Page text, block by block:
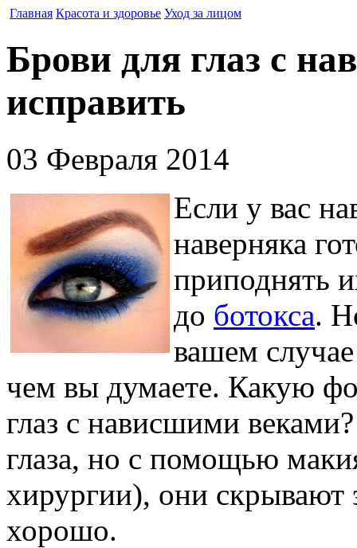
Главная Красота и здоровье Уход за лицом
Брови для глаз с
исправить
03 Февраля 2014
Если у вас
наверняка
приподнять
до ботокса.
вашем
чем вы думаете. Какую
глаз с нависшими
глаза, но с помощью
хирургии), они скрывают
хорошо.